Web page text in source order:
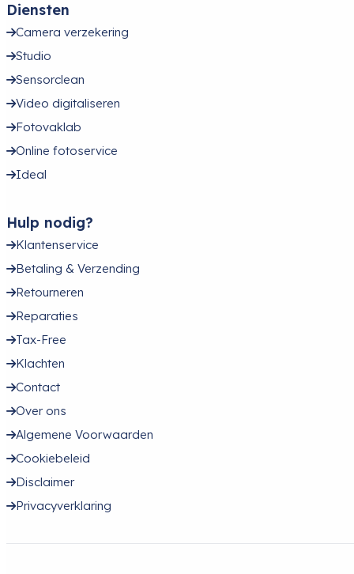
Diensten
Camera verzekering
Studio
Sensorclean
Video digitaliseren
Fotovaklab
Online fotoservice
Ideal
Hulp nodig?
Klantenservice
Betaling & Verzending
Retourneren
Reparaties
Tax-Free
Klachten
Contact
Over ons
Algemene Voorwaarden
Cookiebeleid
Disclaimer
Privacyverklaring